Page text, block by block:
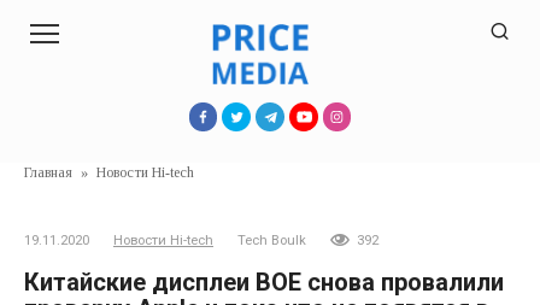
Главная » Новости Hi-tech
19.11.2020 Новости Hi-tech Tech Boulk 392
Китайские дисплеи BOE снова провалили